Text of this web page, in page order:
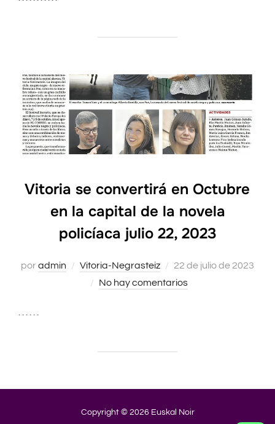
Vitoria se convertirá en Octubre
en la capital de la novela
policíaca julio 22, 2023
poradmin Vitoria-Negrasteiz
Publicado
el
22 de julio de 2023
No hay comentarios
. . . . . .
Copyright © 2026 Euskal Noir